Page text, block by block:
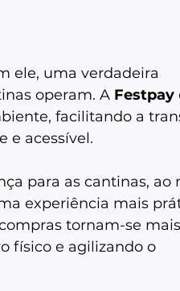
ele, uma verdadeira
operam. A Festpay
facilitando a
e acessível.
para as cantinas, ao
experiência mais
tornam-se
físico e agilizando o